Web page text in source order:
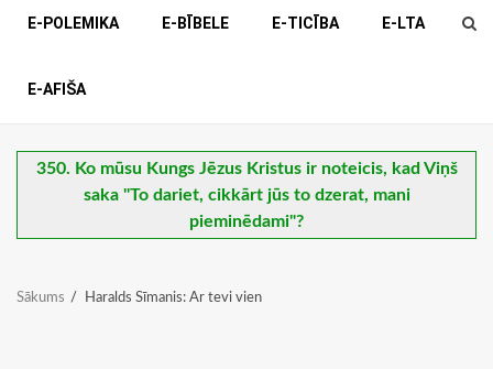
E-POLEMIKA E-BĪBELE E-TICĪBA E-LTA
E-AFIŠA
350. Ko mūsu Kungs Jēzus Kristus ir noteicis, kad Viņš
saka "To dariet, cikkārt jūs to dzerat, mani
pieminēdami"?
Sākums Haralds Sīmanis: Ar tevi vien